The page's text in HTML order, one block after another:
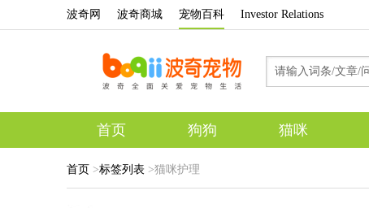
波奇网 波奇商城 宠物百科 Investor Relations
首页 狗狗 猫咪
首页 >标签列表 >猫咪护理